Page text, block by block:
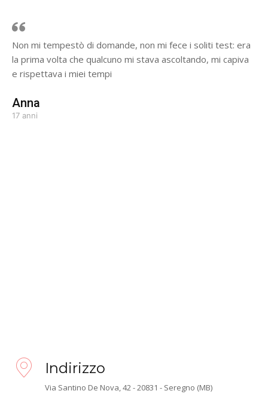
Non mi tempestò di domande, non mi fece i soliti test: era
la prima volta che qualcuno mi stava ascoltando, mi capiva
e rispettava i miei tempi
Anna
17 anni
Indirizzo
Via Santino De Nova, 42 - 20831 - Seregno (MB)